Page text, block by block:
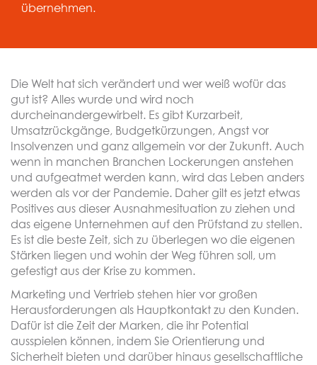
übernehmen.
Die Welt hat sich verändert und wer weiß wofür das
gut ist? Alles wurde und wird noch
durcheinandergewirbelt. Es gibt Kurzarbeit,
Umsatzrückgänge, Budgetkürzungen, Angst vor
Insolvenzen und ganz allgemein vor der Zukunft. Auch
wenn in manchen Branchen Lockerungen anstehen
und aufgeatmet werden kann, wird das Leben anders
werden als vor der Pandemie. Daher gilt es jetzt etwas
Positives aus dieser Ausnahmesituation zu ziehen und
das eigene Unternehmen auf den Prüfstand zu stellen.
Es ist die beste Zeit, sich zu überlegen wo die eigenen
Stärken liegen und wohin der Weg führen soll, um
gefestigt aus der Krise zu kommen.
Marketing und Vertrieb stehen hier vor großen
Herausforderungen als Hauptkontakt zu den Kunden.
Dafür ist die Zeit der Marken, die ihr Potential
ausspielen können, indem Sie Orientierung und
Sicherheit bieten und darüber hinaus gesellschaftliche